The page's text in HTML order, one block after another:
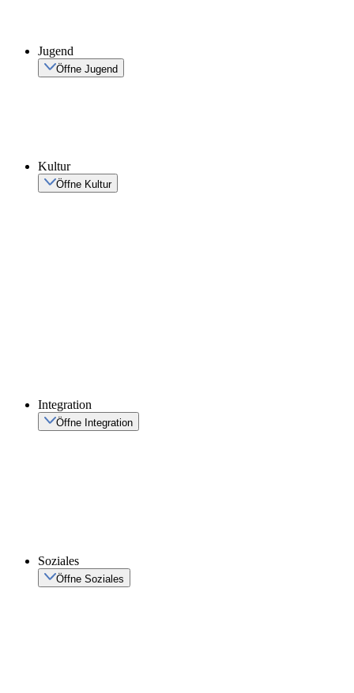
Jugend
Öffne Jugend
Kultur
Öffne Kultur
Integration
Öffne Integration
Soziales
Öffne Soziales